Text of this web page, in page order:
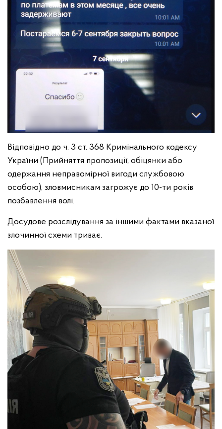
Відповідно до ч. 3 ст. 368 Кримінального кодексу
України (Прийняття пропозиції, обіцянки або
одержання неправомірної вигоди службовою
особою), зловмисникам загрожує до 10-ти років
позбавлення волі.
Досудове розслідування за іншими фактами вказаної
злочинної схеми триває.